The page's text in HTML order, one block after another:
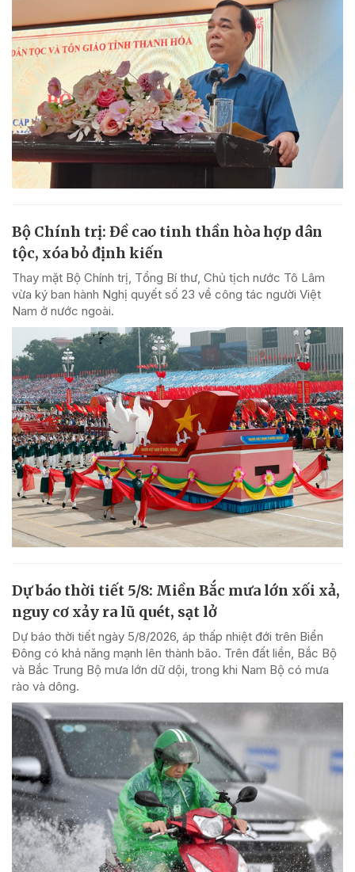
Bộ Chính trị: Đề cao tinh thần hòa hợp dân
tộc, xóa bỏ định kiến
Thay mặt Bộ Chính trị, Tổng Bí thư, Chủ tịch nước Tô Lâm
vừa ký ban hành Nghị quyết số 23 về công tác người Việt
Nam ở nước ngoài.
Dự báo thời tiết 5/8: Miền Bắc mưa lớn xối xả,
nguy cơ xảy ra lũ quét, sạt lở
Dự báo thời tiết ngày 5/8/2026, áp thấp nhiệt đới trên Biển
Đông có khả năng mạnh lên thành bão. Trên đất liền, Bắc Bộ
và Bắc Trung Bộ mưa lớn dữ dội, trong khi Nam Bộ có mưa
rào và dông.